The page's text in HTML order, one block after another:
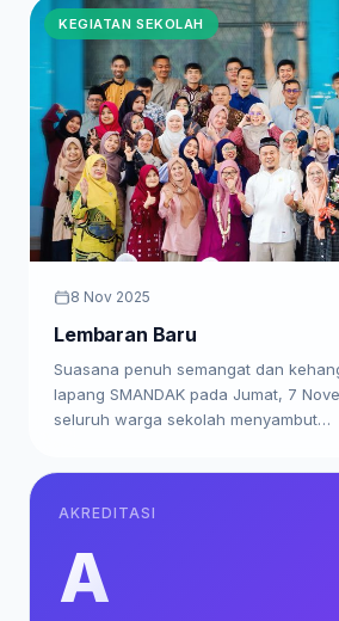
KEGIATAN SEKOLAH
8 Nov 2025
Lembaran Baru
Suasana penuh semangat dan
lapang SMANDAK pada Jumat, 7
seluruh warga sekolah menyambut…
AKREDITASI
A